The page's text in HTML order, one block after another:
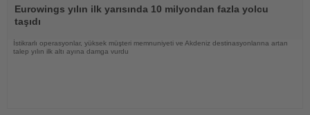
Oku
Eurowings yılın ilk yarısında 10 milyondan fazla yolcu
taşıdı
İstikrarlı operasyonlar, yüksek müşteri memnuniyeti ve Akdeniz destinasyonlarına artan
talep yılın ilk altı ayına damga vurdu